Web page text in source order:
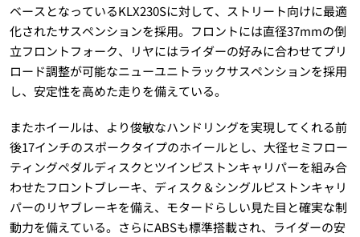
ベースとなっているKLX230Sに対して、ストリート向けに最適
化されたサスペンションを採用。フロントには直径37mmの倒
立フロントフォーク、リヤにはライダーの好みに合わせてプリ
ロード調整が可能なニューユニトラックサスペンションを採用
し、安定性を高めた走りを備えている。
またホイールは、より俊敏なハンドリングを実現してくれる前
後17インチのスポークタイプのホイールとし、大径セミフロー
ティングペダルディスクとツインピストンキャリパーを組み合
わせたフロントブレーキ、ディスク＆シングルピストンキャリ
パーのリヤブレーキを備え、モタードらしい見た目と確実な制
動力を備えている。さらにABSも標準搭載され、ライダーの安